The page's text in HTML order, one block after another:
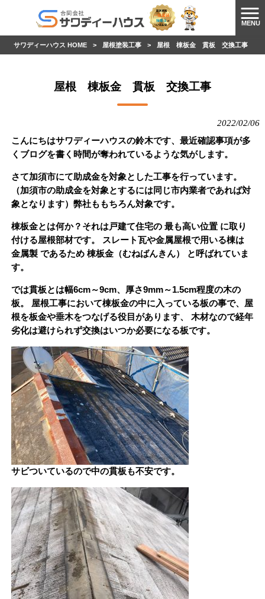
MENU
サワディーハウス HOME > 屋根塗装工事 > 屋根 棟板金 貫板 交換工事
屋根 棟板金 貫板 交換工事
2022/02/06
こんにちはサワディーハウスの鈴木です、最近確認事項が多
くブログを書く時間が奪われているような気がします。
さて加須市にて助成金を対象とした工事を行っています。
（加須市の助成金を対象とするには同じ市内業者であれば対
象となります）弊社ももちろん対象です。
棟板金とは何か？それは戸建て住宅の 最も高い位置 に取り
付ける屋根部材です。 スレート瓦や金属屋根で用いる棟は
金属製 であるため 棟板金（むねばんきん） と呼ばれていま
す。
では貫板とは幅6cm～9cm、厚さ9mm～1.5cm程度の木の
板。 屋根工事において棟板金の中に入っている板の事で、屋
根を板金や垂木をつなげる役目があります、 木材なので経年
劣化は避けられず交換はいつか必要になる板です。
サビついているので中の貫板も不安です。